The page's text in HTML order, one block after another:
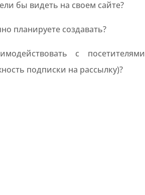
бы видеть на своем сайте?
планируете создавать?
с посетителями
подписки на рассылку)?